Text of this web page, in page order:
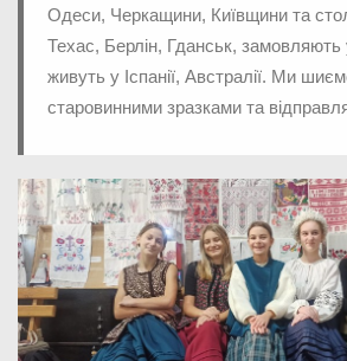
Одеси, Черкащини, Київщини та
Техас, Берлін, Гданськ, замовляють
живуть у Іспанії, Австралії. Ми
старовинними зразками та